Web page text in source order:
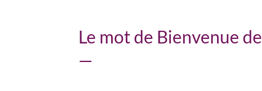
Le mot de Bienvenue
—